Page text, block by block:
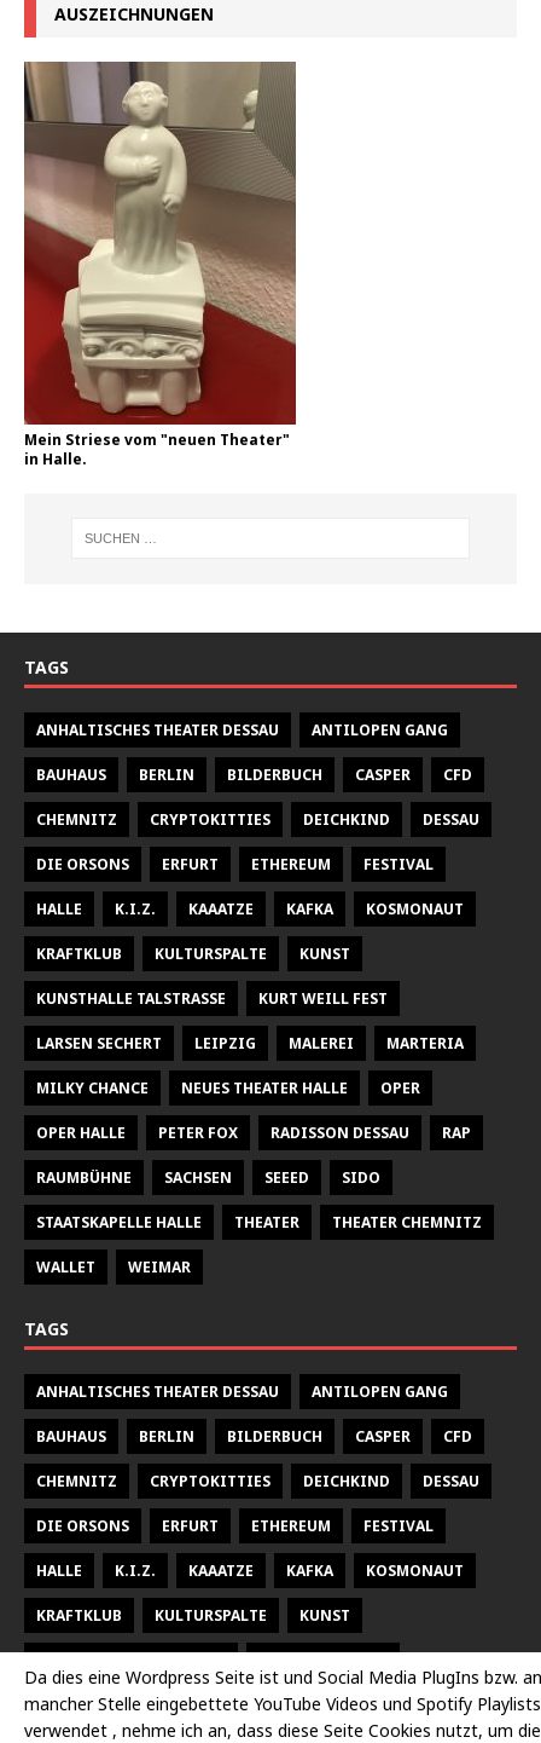
AUSZEICHNUNGEN
Mein Striese vom "neuen Theater"
in Halle.
TAGS
ANHALTISCHES THEATER DESSAU ANTILOPEN GANG
BAUHAUS BERLIN BILDERBUCH CASPER CFD
CHEMNITZ CRYPTOKITTIES DEICHKIND DESSAU
DIE ORSONS ERFURT ETHEREUM FESTIVAL
HALLE K.I.Z. KAAATZE KAFKA KOSMONAUT
KRAFTKLUB KULTURSPALTE KUNST
KUNSTHALLE TALSTRASSE KURT WEILL FEST
LARSEN SECHERT LEIPZIG MALEREI MARTERIA
MILKY CHANCE NEUES THEATER HALLE OPER
OPER HALLE PETER FOX RADISSON DESSAU RAP
RAUMBÜHNE SACHSEN SEEED SIDO
STAATSKAPELLE HALLE THEATER THEATER CHEMNITZ
WALLET WEIMAR
TAGS
ANHALTISCHES THEATER DESSAU ANTILOPEN GANG
BAUHAUS BERLIN BILDERBUCH CASPER CFD
CHEMNITZ CRYPTOKITTIES DEICHKIND DESSAU
DIE ORSONS ERFURT ETHEREUM FESTIVAL
HALLE K.I.Z. KAAATZE KAFKA KOSMONAUT
KRAFTKLUB KULTURSPALTE KUNST
LARSEN SECHERT LEIPZIG MALEREI MARTERIA
Da dies eine Wordpress Seite ist und Social Media PlugIns bzw. an
mancher Stelle eingebettete YouTube Videos und Spotify Playlists
verwendet , nehme ich an, dass diese Seite Cookies nutzt, um die